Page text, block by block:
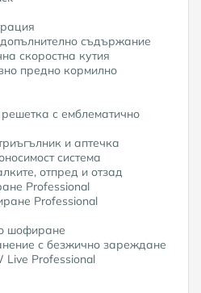
съдържание
скоростна кутия
предно кормилно
с емблематично
и аптечка
система
отпред и отзад
Professional
Professional
шофиране
с безжично зареждане
Live Professional